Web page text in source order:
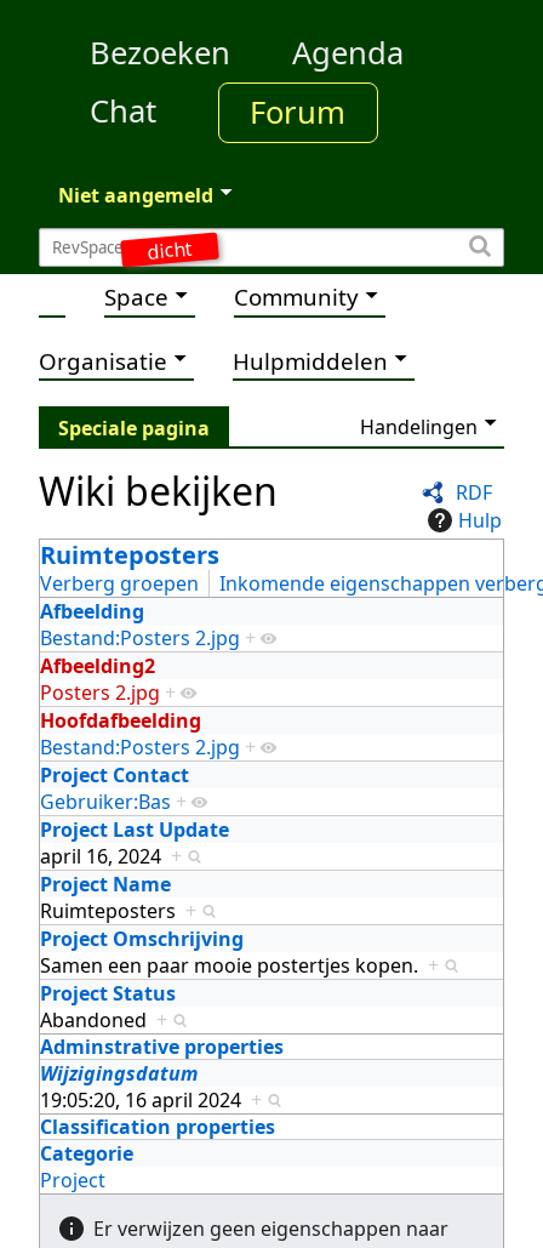
dicht
Bezoeken
Agenda
Chat
Forum
Niet aangemeld
Space Community
Organisatie Hulpmiddelen
Speciale pagina Handelingen
RDF
Hulp
Wiki bekijken
Ruimteposters
Verberg groepen
Inkomende eigenschappen
Afbeelding
Bestand:Posters 2.jpg +
Afbeelding2
Posters 2.jpg +
Hoofdafbeelding
Bestand:Posters 2.jpg +
Project Contact
Gebruiker:Bas +
Project Last Update
april 16, 2024 +
Project Name
Ruimteposters +
Project Omschrijving
Samen een paar mooie postertjes kopen. +
Project Status
Abandoned +
Adminstrative properties
Wijzigingsdatum
19:05:20, 16 april 2024 +
Classification properties
Categorie
Project
Er verwijzen geen eigenschappen naar